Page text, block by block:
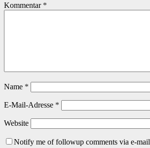
Kommentar *
Name *
E-Mail-Adresse *
Website
Notify me of followup comments via e-mail